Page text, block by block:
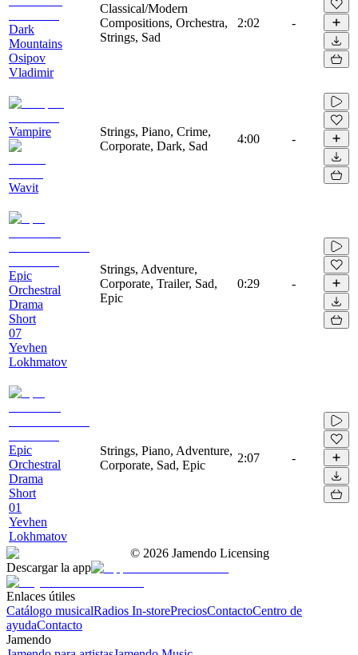
Dark
Mountains
Osipov
Vladimir
Classical/Modern
Compositions, Orchestra,
Strings, Sad
2:02 -
Vampire
Wavit
Strings, Piano, Crime,
Corporate, Dark, Sad
4:00 -
Epic
Orchestral
Drama
Short
07
Yevhen
Lokhmatov
Strings, Adventure,
Corporate, Trailer, Sad,
Epic
0:29 -
Epic
Orchestral
Drama
Short
01
Yevhen
Lokhmatov
Strings, Piano, Adventure,
Corporate, Sad, Epic
2:07 -
© 2026 Jamendo Licensing
Descargar la app
Enlaces útiles
Catálogo musicalRadios In-storePreciosContactoCentro de
ayudaContacto
Jamendo